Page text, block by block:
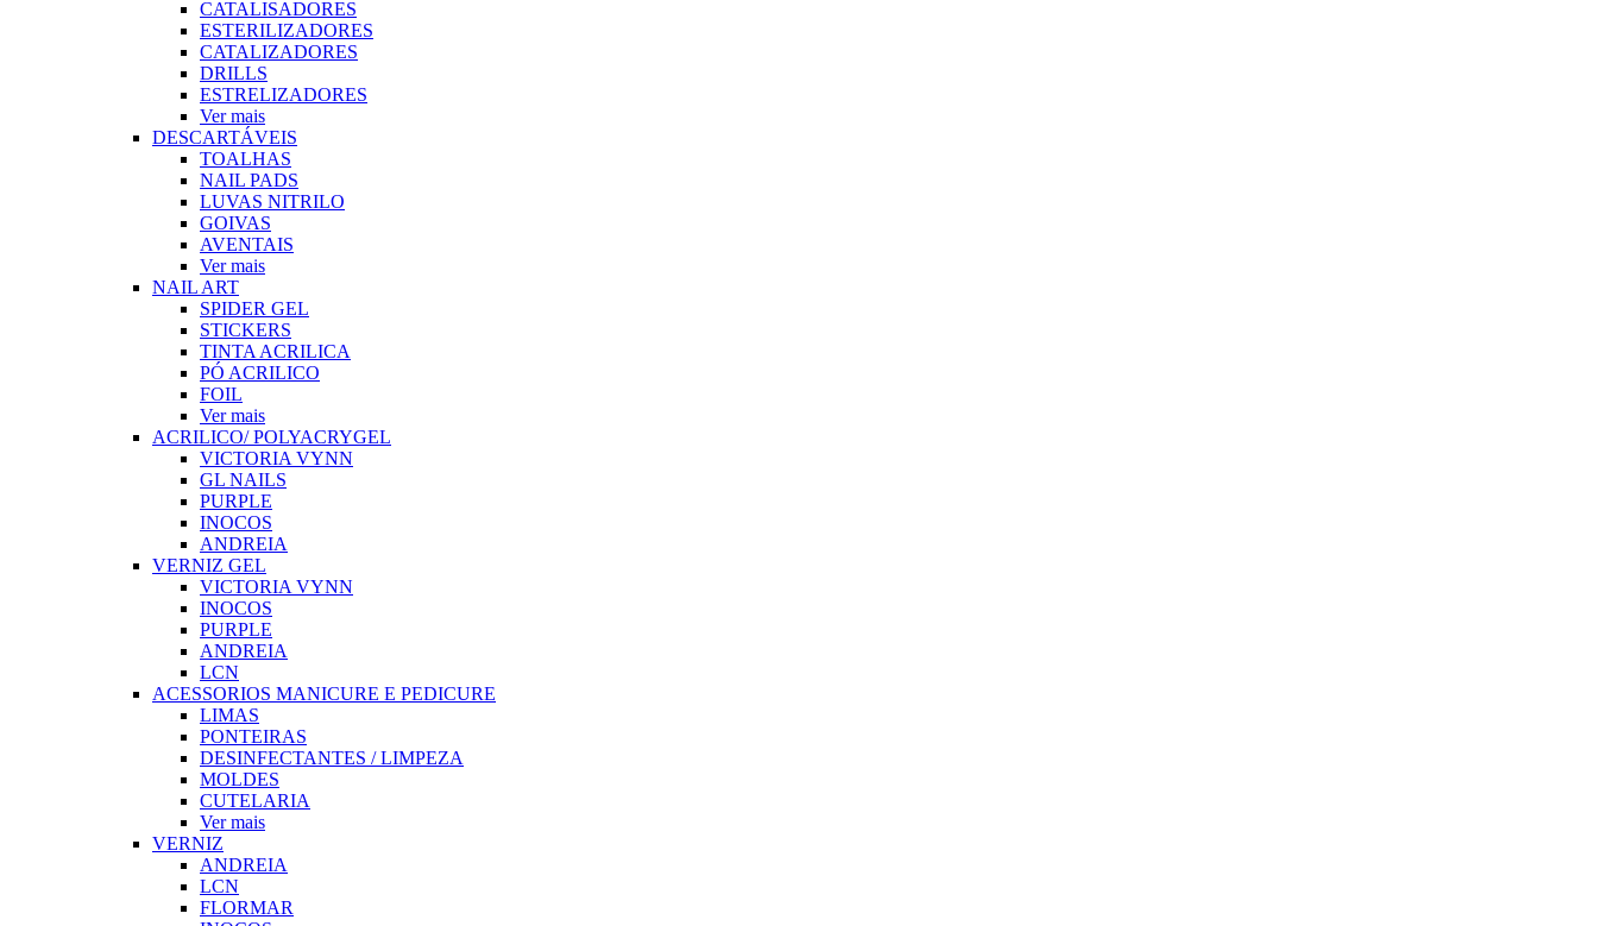
CATALISADORES
ESTERILIZADORES
CATALIZADORES
DRILLS
ESTRELIZADORES
Ver mais
DESCARTÁVEIS
TOALHAS
NAIL PADS
LUVAS NITRILO
GOIVAS
AVENTAIS
Ver mais
NAIL ART
SPIDER GEL
STICKERS
TINTA ACRILICA
PÓ ACRILICO
FOIL
Ver mais
ACRILICO/ POLYACRYGEL
VICTORIA VYNN
GL NAILS
PURPLE
INOCOS
ANDREIA
VERNIZ GEL
VICTORIA VYNN
INOCOS
PURPLE
ANDREIA
LCN
ACESSORIOS MANICURE E PEDICURE
LIMAS
PONTEIRAS
DESINFECTANTES / LIMPEZA
MOLDES
CUTELARIA
Ver mais
VERNIZ
ANDREIA
LCN
FLORMAR